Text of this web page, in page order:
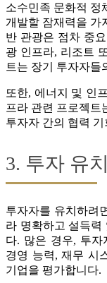
소수민족 문화적 정
개발할 잠재력을 가
반 관광은 점차 중
광 인프라, 리조트
트는 장기 투자자들
또한, 에너지 및 인
프라 관련 프로젝트
투자자 간의 협력
3. 투자 유
투자자를 유치하려
라 명확하고 설득력
다. 많은 경우, 투자
경영 능력, 재무 시
기업을 평가합니다.